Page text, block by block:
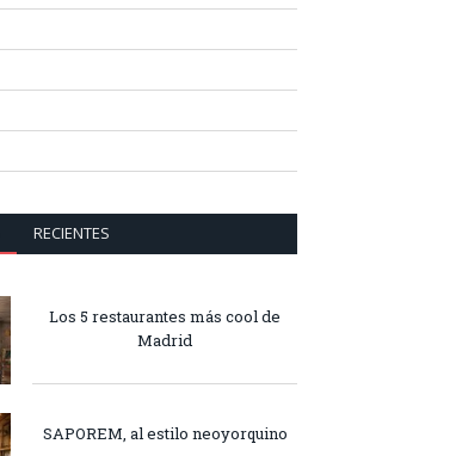
RECIENTES
Los 5 restaurantes más cool de
Madrid
SAPOREM, al estilo neoyorquino